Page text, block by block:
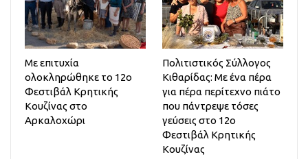
Με επιτυχία
ολοκληρώθηκε το 12ο
Φεστιβάλ Κρητικής
Κουζίνας στο
Αρκαλοχώρι
Πολιτιστικός Σύλλογος
Κιθαρίδας: Με ένα πέρα
για πέρα περίτεχνο πιάτο
που πάντρεψε τόσες
γεύσεις στο 12ο
Φεστιβάλ Κρητικής
Κουζίνας